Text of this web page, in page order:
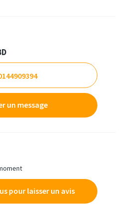
un message
pour laisser un avis